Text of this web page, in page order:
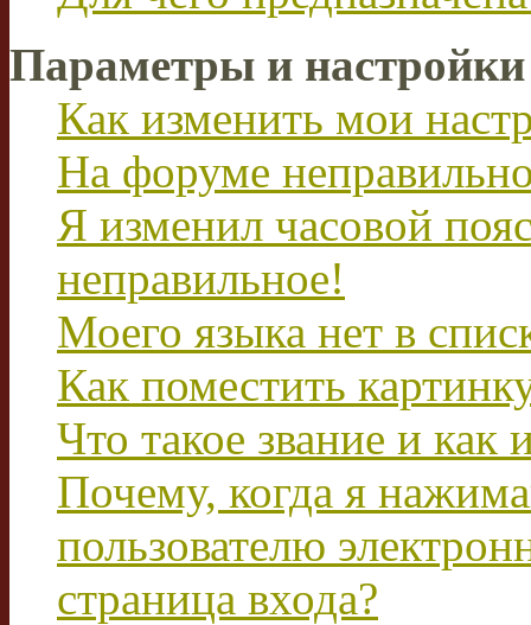
Параметры и настройки
Как изменить мои
На форуме
Я изменил часовой
неправильное!
Моего языка нет в
Как поместить
Что такое звание и как
Почему, когда я
пользователю
страница входа?